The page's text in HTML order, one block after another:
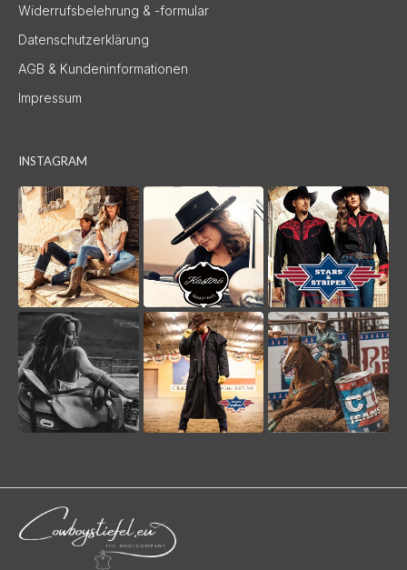
Widerrufsbelehrung & -formular
Datenschutzerklärung
AGB & Kundeninformationen
Impressum
INSTAGRAM